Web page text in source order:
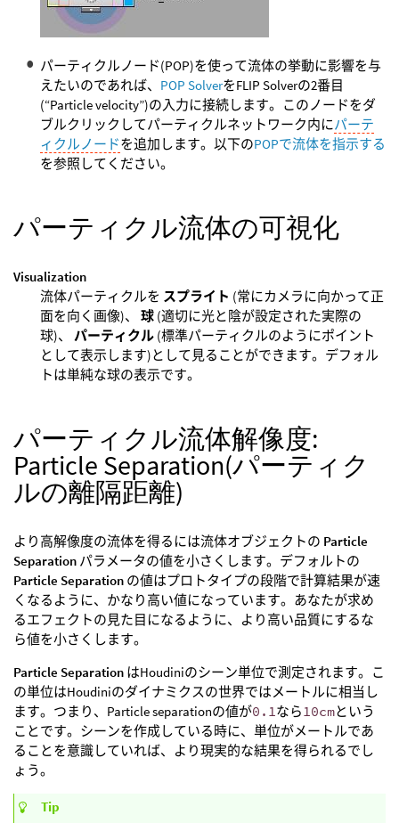
パーティクルノード(POP)を使って流体の挙動に影響を与
えたいのであれば、 POP SolverをFLIP Solverの2番目
(“Particle velocity”)の入力に接続します。このノードをダ
ブルクリックしてパーティクルネットワーク内にパーテ
ィクルノードを追加します。以下のPOPで流体を指示する
を参照してください。
パーティクル流体の可視化
Visualization
流体パーティクルを スプライト (常にカメラに向かって正
面を向く画像)、 球 (適切に光と陰が設定された実際の
球)、 パーティクル (標準パーティクルのようにポイント
として表示します)として見ることができます。デフォル
トは単純な球の表示です。
パーティクル流体解像度:
Particle Separation(パーティク
ルの離隔距離)
より高解像度の流体を得るには流体オブジェクトの Particle
Separation パラメータの値を小さくします。デフォルトの
Particle Separation の値はプロトタイプの段階で計算結果が速
くなるように、かなり高い値になっています。あなたが求め
るエフェクトの見た目になるように、より高い品質にするな
ら値を小さくします。
Particle Separation はHoudiniのシーン単位で測定されます。こ
の単位はHoudiniのダイナミクスの世界ではメートルに相当し
ます。つまり、Particle separationの値が0.1なら10cmという
ことです。シーンを作成している時に、単位がメートルであ
ることを意識していれば、より現実的な結果を得られるでし
ょう。
Tip